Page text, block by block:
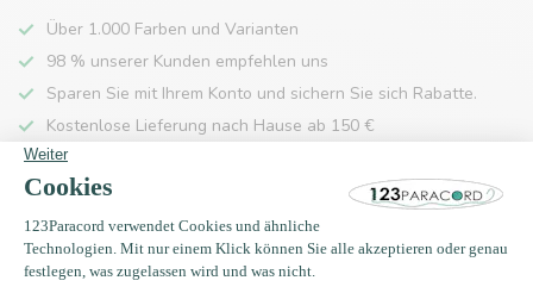
Über 1.000 Farben und Varianten
98 % unserer Kunden empfehlen uns
Sparen Sie mit Ihrem Konto und sichern Sie sich Rabatte.
Kostenlose Lieferung nach Hause ab 150 €
Eigenschaften